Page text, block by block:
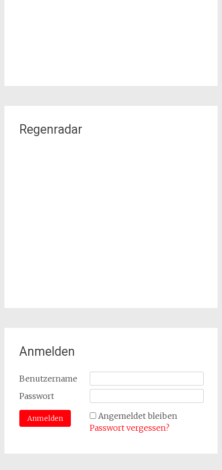
Regenradar
Anmelden
Benutzername
Passwort
Angemeldet bleiben
Passwort vergessen?